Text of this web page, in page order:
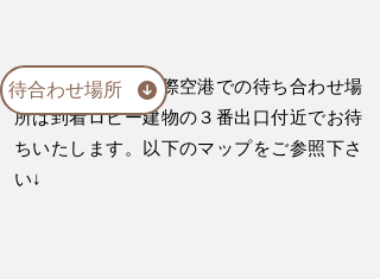
スワンナプーム国際空港での待ち合わせ場
所は到着ロビー建物の３番出口付近でお待
ちいたします。以下のマップをご参照下さ
い↓
待合わせ場所